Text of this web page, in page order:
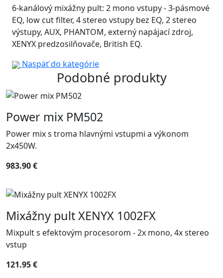
6-kanálový mixážny pult: 2 mono vstupy - 3-pásmové
EQ, low cut filter, 4 stereo vstupy bez EQ, 2 stereo
výstupy, AUX, PHANTOM, externý napájací zdroj,
XENYX predzosilňovače, British EQ.
Naspäť do kategórie
Podobné produkty
Power mix PM502
Power mix s troma hlavnými vstupmi a výkonom
2x450W.
983.90 €
Mixážny pult XENYX 1002FX
Mixpult s efektovým procesorom - 2x mono, 4x stereo
vstup
121.95 €